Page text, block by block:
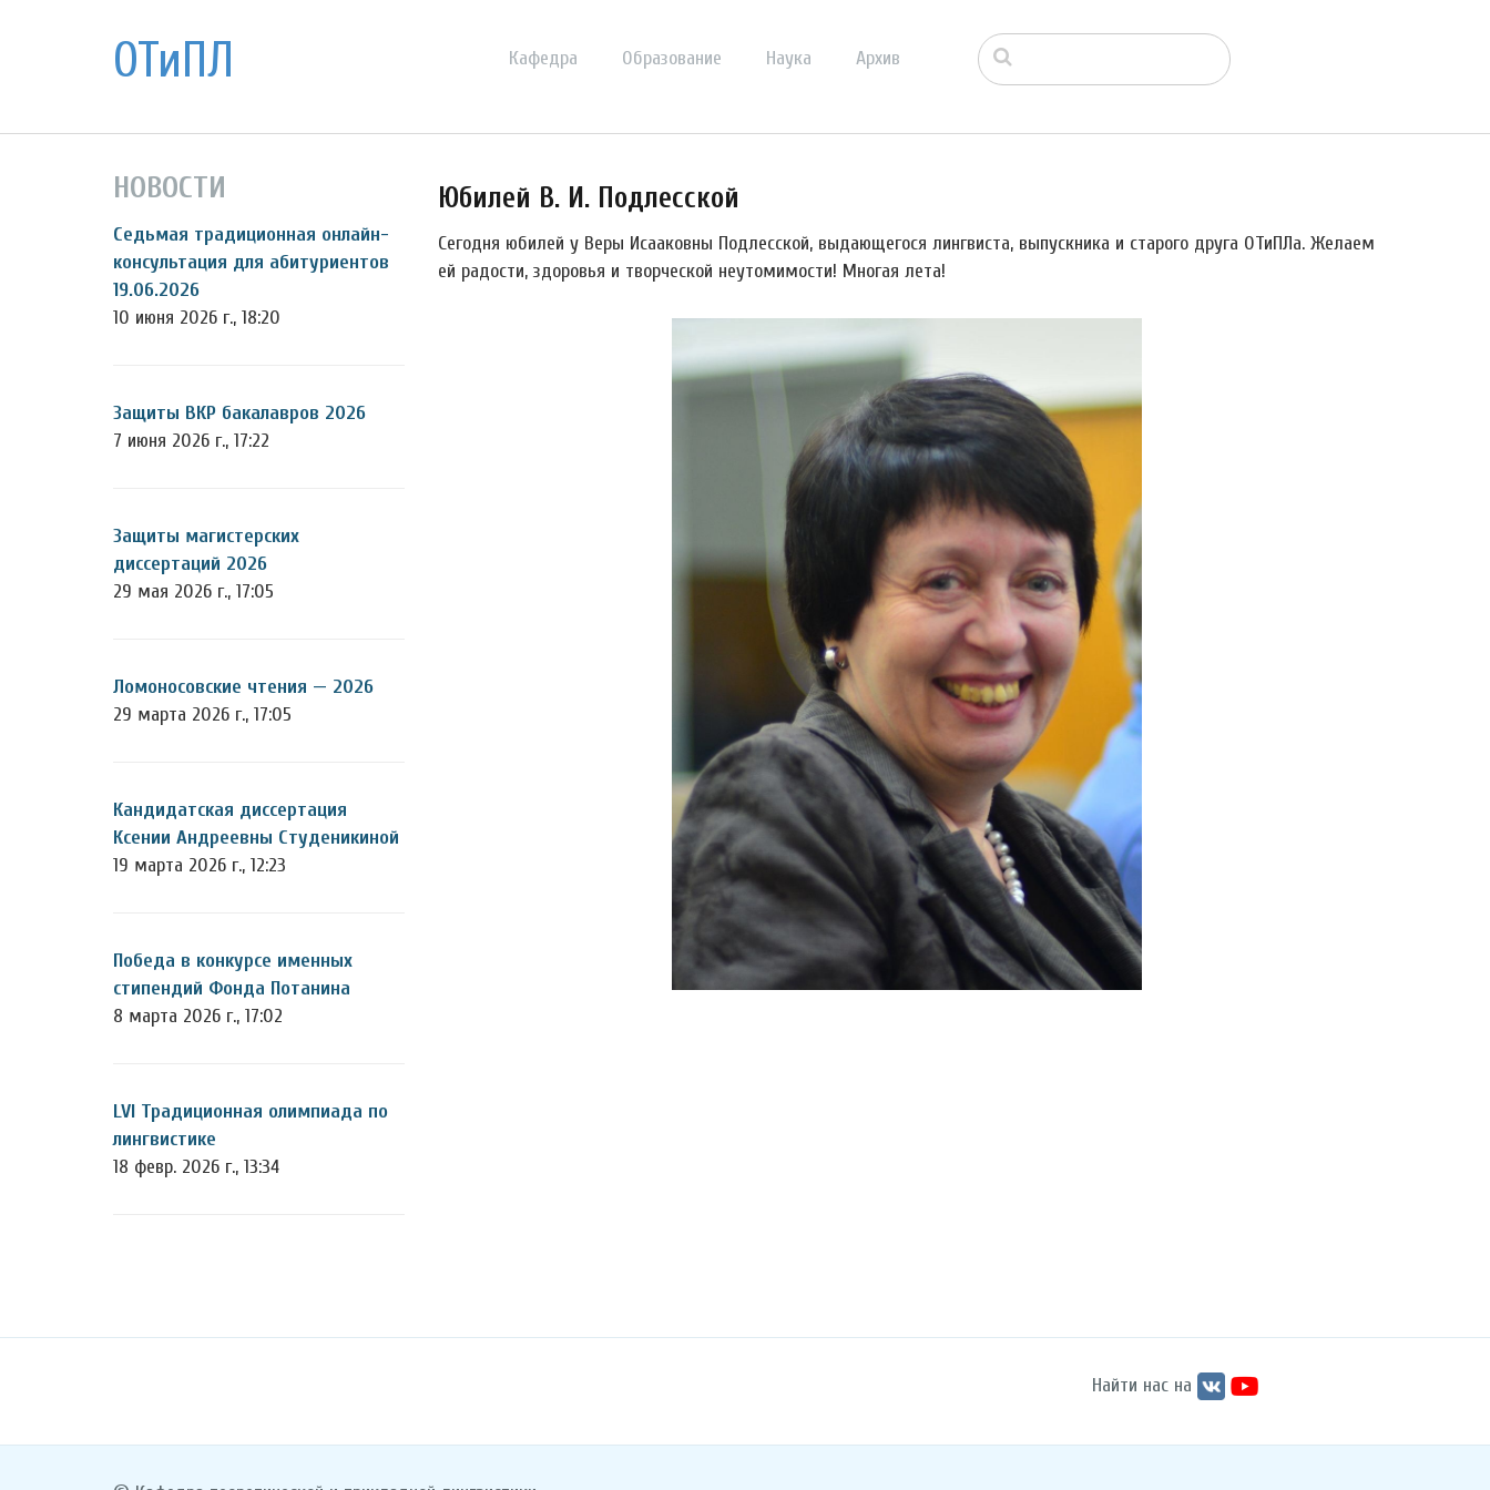
ОТиПЛ Кафедра Образование Наука Архив
НОВОСТИ
Седьмая традиционная онлайн-
консультация для абитуриентов
19.06.2026
10 июня 2026 г., 18:20
Защиты ВКР бакалавров 2026
7 июня 2026 г., 17:22
Защиты магистерских
диссертаций 2026
29 мая 2026 г., 17:05
Ломоносовские чтения — 2026
29 марта 2026 г., 17:05
Кандидатская диссертация
Ксении Андреевны Студеникиной
19 марта 2026 г., 12:23
Победа в конкурсе именных
стипендий Фонда Потанина
8 марта 2026 г., 17:02
LVI Традиционная олимпиада по
лингвистике
18 февр. 2026 г., 13:34
Юбилей В. И. Подлесской
Сегодня юбилей у Веры Исааковны Подлесской, выдающегося лингвиста, выпускника и старого друга ОТиПЛа. Желаем
ей радости, здоровья и творческой неутомимости! Многая лета!
Найти нас на